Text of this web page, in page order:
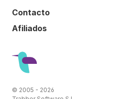
Contacto
Afiliados
© 2005 - 2026